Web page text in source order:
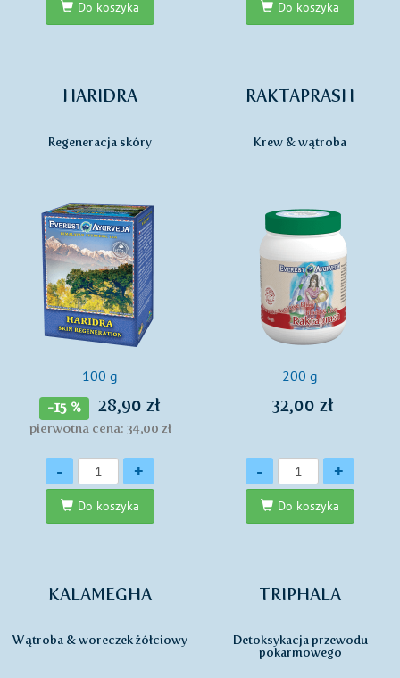
Do koszyka Do koszyka
HARIDRA
Regeneracja skóry
100 g
-15 % 28,90 zł
pierwotna cena: 34,00 zł
- +
Do koszyka
RAKTAPRASH
Krew & wątroba
200 g
32,00 zł
- +
Do koszyka
KALAMEGHA
Wątroba & woreczek żółciowy
TRIPHALA
Detoksykacja przewodu
pokarmowego